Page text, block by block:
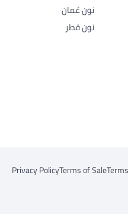
نون عُمان
نون قطر
Terms of Sale
Privacy Policy